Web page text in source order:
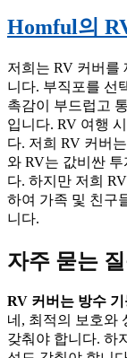
Homful의
저희는 RV 커버를
니다. 부직포를 선
촉감이 부드럽고
입니다. RV 여행
다. 저희 RV 커버
와 RV는 값비싼
다. 하지만 저희
하여 가족 및 친구
니다.
자주 묻는
RV 커버는 방수
네, 최적의 보호와
갖춰야 합니다. 하